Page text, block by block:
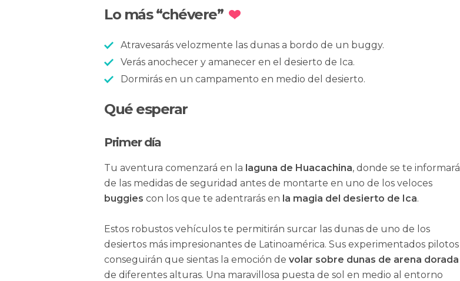
Lo más “chévere”
Atravesarás velozmente las dunas a bordo de un buggy.
Verás anochecer y amanecer en el desierto de Ica.
Dormirás en un campamento en medio del desierto.
Qué esperar
Primer día
Tu aventura comenzará en la laguna de Huacachina, donde se te informará
de las medidas de seguridad antes de montarte en uno de los veloces
buggies con los que te adentrarás en la magia del desierto de Ica.
Estos robustos vehículos te permitirán surcar las dunas de uno de los
desiertos más impresionantes de Latinoamérica. Sus experimentados pilotos
conseguirán que sientas la emoción de volar sobre dunas de arena dorada
de diferentes alturas. Una maravillosa puesta de sol en medio al entorno